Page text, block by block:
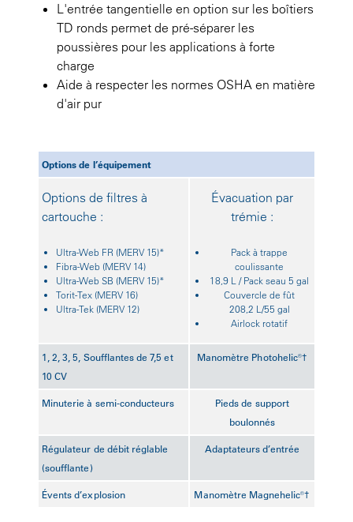
L'entrée tangentielle en option sur les boîtiers
TD ronds permet de pré-séparer les
poussières pour les applications à forte
charge
Aide à respecter les normes OSHA en matière
d'air pur
Options de l’équipement
Options de filtres à
cartouche :
Ultra-Web FR (MERV 15)*
Fibra-Web (MERV 14)
Ultra-Web SB (MERV 15)*
Torit-Tex (MERV 16)
Ultra-Tek (MERV 12)
Évacuation par
trémie :
Pack à trappe
coulissante
18,9 L / Pack seau 5 gal
Couvercle de fût
208,2 L/55 gal
Airlock rotatif
1, 2, 3, 5, Soufflantes de 7,5 et
10 CV
Manomètre Photohelic®†
Minuterie à semi-conducteurs
Pieds de support
boulonnés
Régulateur de débit réglable
(soufflante)
Adaptateurs d’entrée
Évents d’explosion Manomètre Magnehelic®†